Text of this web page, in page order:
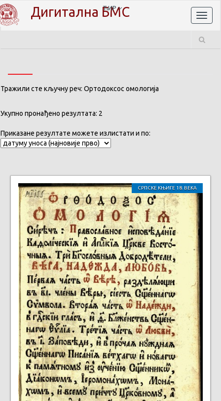
Дигитална БМС
ЋИР
Тражили сте кључну реч: Ортодоксос омологија
Укупно пронађено резултата: 2
Приказане резултате можете излистати и по:
СРПСКЕ КЊИГЕ 18. ВЕКА